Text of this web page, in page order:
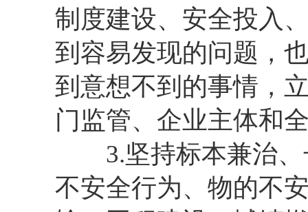
制度建设、安全投入
到容易发现的问题，
到意想不到的事情，
门监管、企业主体和
3.坚持标本兼治、
不安全行为、物的不